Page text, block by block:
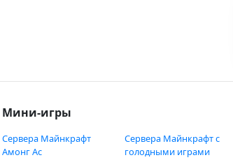
Мини-игры
Сервера Майнкрафт
Амонг Ас
Сервера Майнкрафт с
голодными играми